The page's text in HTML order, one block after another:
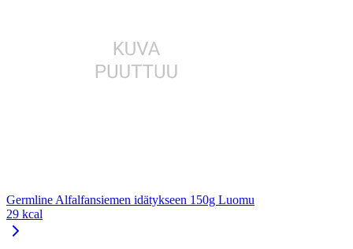
Germline Alfalfansiemen idätykseen 150g Luomu
29 kcal